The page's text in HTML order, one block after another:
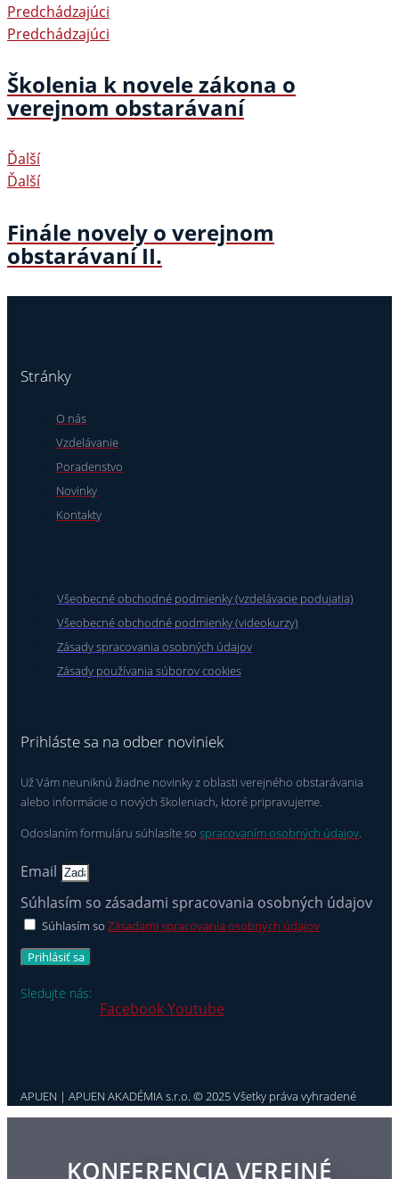
Predchádzajúci
Predchádzajúci
Školenia k novele zákona o
verejnom obstarávaní
Ďalší
Ďalší
Finále novely o verejnom
obstarávaní II.
Stránky
O nás
Vzdelávanie
Poradenstvo
Novinky
Kontakty
Všeobecné obchodné podmienky (vzdelávacie podujatia)
Všeobecné obchodné podmienky (videokurzy)
Zásady spracovania osobných údajov
Zásady používania súborov cookies
Prihláste sa na odber noviniek
Už Vám neuniknú žiadne novinky z oblasti verejného obstarávania
alebo informácie o nových školeniach, ktoré pripravujeme.
Odoslaním formuláru súhlasíte so spracovaním osobných údajov.
Email
Súhlasím so zásadami spracovania osobných údajov
Súhlasím so Zásadami spracovania osobných údajov
Prihlásiť sa
Sledujte nás:
FacebookYoutube
APUEN | APUEN AKADÉMIA s.r.o. © 2025 Všetky práva vyhradené
KONFERENCIA VEREJNÉ